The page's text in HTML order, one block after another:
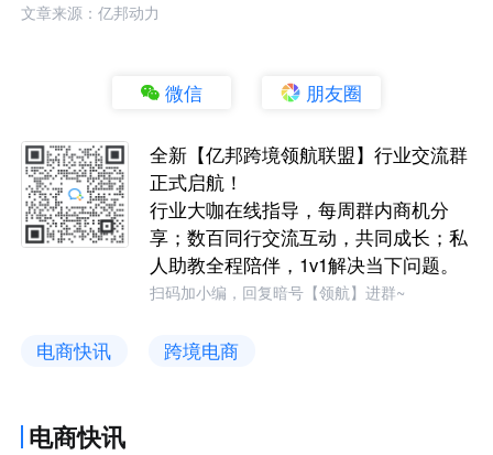
文章来源：亿邦动力
微信 朋友圈
全新【亿邦跨境领航联盟】行业交流群
正式启航！
行业大咖在线指导，每周群内商机分
享；数百同行交流互动，共同成长；私
人助教全程陪伴，1v1解决当下问题。
扫码加小编，回复暗号【领航】进群~
电商快讯 跨境电商
电商快讯